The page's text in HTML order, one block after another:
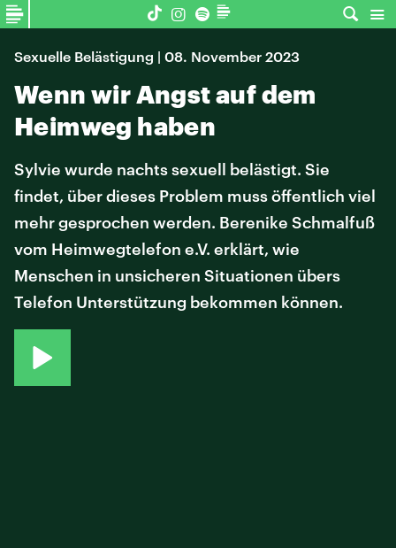
Sexuelle Belästigung | 08. November 2023
Wenn wir Angst auf dem
Heimweg haben
Sylvie wurde nachts sexuell belästigt. Sie
findet, über dieses Problem muss öffentlich viel
mehr gesprochen werden. Berenike Schmalfuß
vom Heimwegtelefon e.V. erklärt, wie
Menschen in unsicheren Situationen übers
Telefon Unterstützung bekommen können.